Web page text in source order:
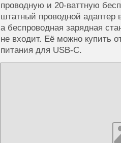
проводную и 20-ваттную
штатный проводной адаптер
а беспроводная зарядная
не входит. Её можно купить
питания для USB-C.